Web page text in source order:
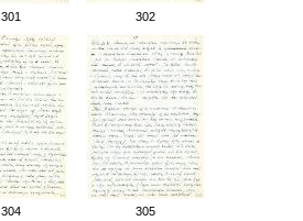
301 302
304 305